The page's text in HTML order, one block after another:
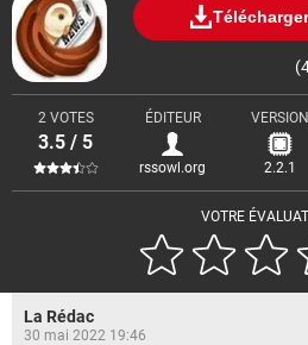
VOTRE
2 VOTES
3.5 / 5
ÉDITEUR
rssowl.org
VERSION
2.2.1
La Rédac
30 mai 2022 19:46